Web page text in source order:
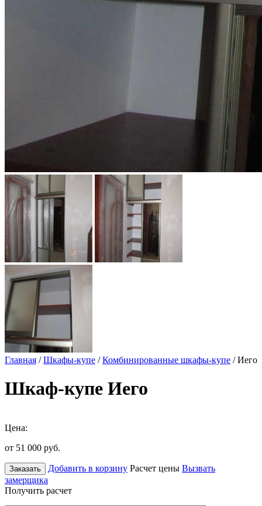
Главная /Шкафы-купе /Комбинированные шкафы-купе / Иего
Шкаф-купе Иего
Цена:
от 51 000 руб.
Заказать Добавить в корзину Расчет цены Вызвать
замерщика
Получить расчет